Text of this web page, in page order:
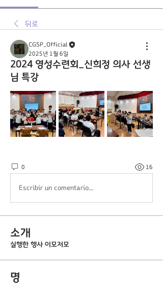
뒤로
CGSP_Official
2025년 1월 6일
2024 영성수련회_신희정 의사 선생
님 특강
0 16
Escribir un comentario...
소개
실행한 행사 이모저모
명